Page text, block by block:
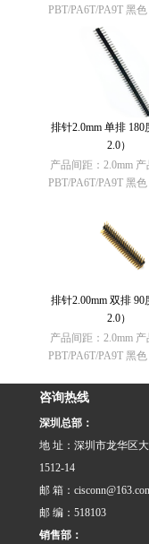
PBT/PA6T/PA9T 黑
欧盟 RoHS指令
(2011/65/EU)要求 欧
规：不含有
排针2.0mm 单排
2.0）
产品间距：2.0mm 产
PBT/PA6T/PA9T 黑
(2011/65/EU)要求 欧
规：不含有REACH
……
排针2.00mm 双排
2.0）
产品间距：2.0mm 产
PBT/PA6T/PA9T 黑
(2011/65/EU)要求 欧盟
咨询热线
深圳总部：
地 址：深圳市龙华区
1512-14
邮 箱：
邮 编：518103
销售部：